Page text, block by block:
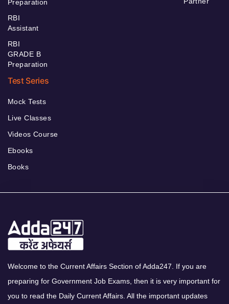
Preparation
RBI
Assistant
RBI
GRADE B
Preparation
Test Series
Mock Tests
Live Classes
Videos Course
Ebooks
Books
Welcome to the Current Affairs Section of Adda247. If you are
preparing for Government Job Exams, then it is very important for
you to read the Daily Current Affairs. All the important updates